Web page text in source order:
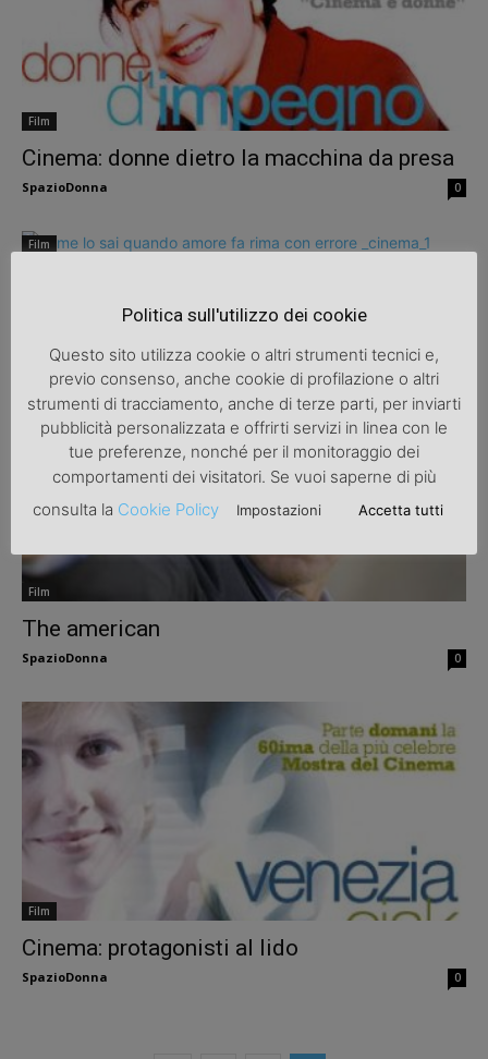
Film
Cinema: donne dietro la macchina da presa
SpazioDonna 0
Film
Film
The american
SpazioDonna 0
Film
Cinema: protagonisti al lido
SpazioDonna 0
Politica sull'utilizzo dei cookie
Questo sito utilizza cookie o altri strumenti tecnici e,
previo consenso, anche cookie di profilazione o altri
strumenti di tracciamento, anche di terze parti, per inviarti
pubblicità personalizzata e offrirti servizi in linea con le
tue preferenze, nonché per il monitoraggio dei
comportamenti dei visitatori. Se vuoi saperne di più
consulta la Cookie Policy Impostazioni Accetta tutti